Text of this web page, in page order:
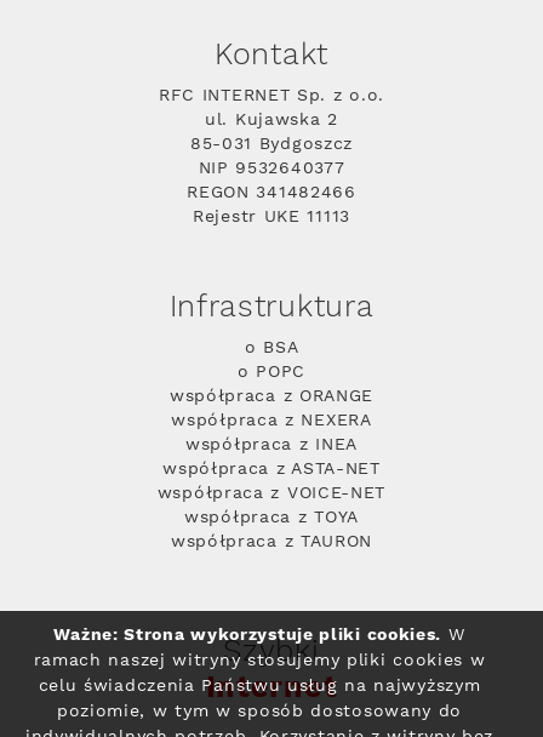
Kontakt
RFC INTERNET Sp. z o.o.
ul. Kujawska 2
85-031 Bydgoszcz
NIP 9532640377
REGON 341482466
Rejestr UKE 11113
Infrastruktura
o BSA
o POPC
współpraca z ORANGE
współpraca z NEXERA
współpraca z INEA
współpraca z ASTA-NET
współpraca z VOICE-NET
współpraca z TOYA
współpraca z TAURON
Szybki
Internet
Ważne: Strona wykorzystuje pliki cookies. W
ramach naszej witryny stosujemy pliki cookies w
celu świadczenia Państwu usług na najwyższym
poziomie, w tym w sposób dostosowany do